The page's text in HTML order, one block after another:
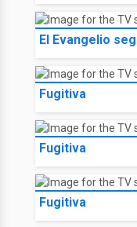
El Evangelio
Fugitiva
Fugitiva
Fugitiva